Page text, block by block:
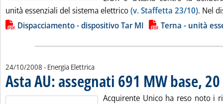
unità essenziali del sistema elettrico(v. Staffetta 23/10). Nel
Lista allegati PDF alla notizia
Dispacciamento - dispositivo Tar MI Terna - unità
24/10/2008 - Energia Elettrica
Asta AU: assegnati 691 MW base,
Acquirente Unico ha reso noto i